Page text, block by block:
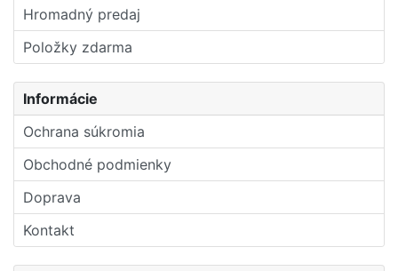
Hromadný predaj
Položky zdarma
Informácie
Ochrana súkromia
Obchodné podmienky
Doprava
Kontakt